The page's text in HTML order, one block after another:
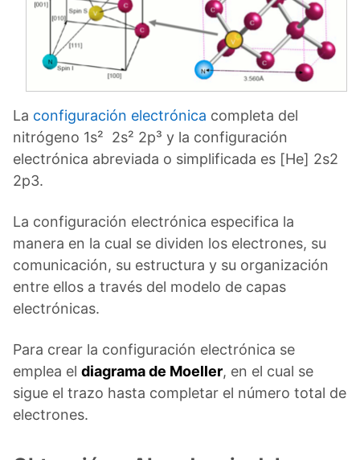
La configuración electrónica completa del
nitrógeno 1s² 2s² 2p³ y la configuración
electrónica abreviada o simplificada es [He] 2s2
2p3.
La configuración electrónica especifica la
manera en la cual se dividen los electrones, su
comunicación, su estructura y su organización
entre ellos a través del modelo de capas
electrónicas.
Para crear la configuración electrónica se
emplea el diagrama de Moeller, en el cual se
sigue el trazo hasta completar el número total de
electrones.